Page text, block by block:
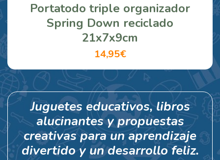
Portatodo triple organizador
Spring Down reciclado
21x7x9cm
14,95€
Juguetes educativos, libros
alucinantes y propuestas
creativas para un aprendizaje
divertido y un desarrollo feliz.